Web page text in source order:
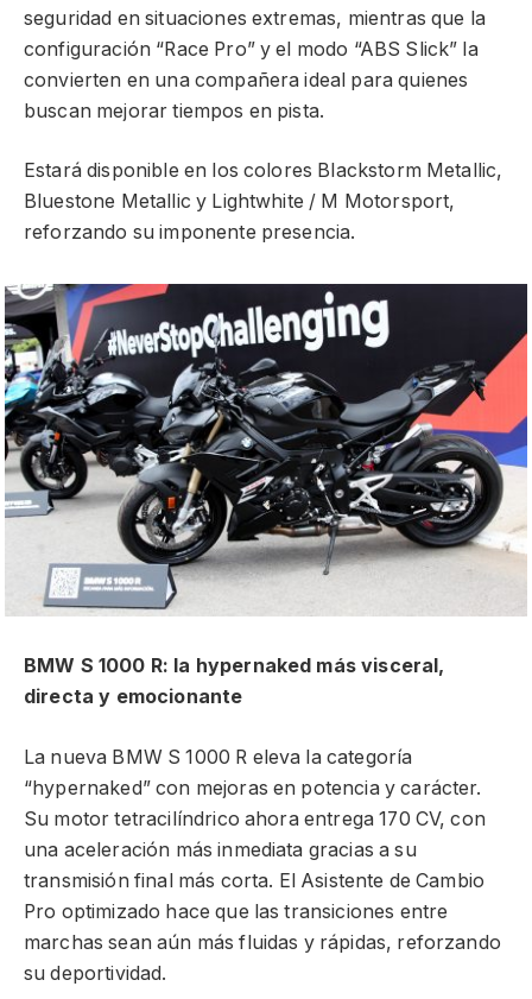
seguridad en situaciones extremas, mientras que la
configuración “Race Pro” y el modo “ABS Slick” la
convierten en una compañera ideal para quienes
buscan mejorar tiempos en pista.
Estará disponible en los colores Blackstorm Metallic,
Bluestone Metallic y Lightwhite / M Motorsport,
reforzando su imponente presencia.
BMW S 1000 R: la hypernaked más visceral,
directa y emocionante
La nueva BMW S 1000 R eleva la categoría
“hypernaked” con mejoras en potencia y carácter.
Su motor tetracilíndrico ahora entrega 170 CV, con
una aceleración más inmediata gracias a su
transmisión final más corta. El Asistente de Cambio
Pro optimizado hace que las transiciones entre
marchas sean aún más fluidas y rápidas, reforzando
su deportividad.